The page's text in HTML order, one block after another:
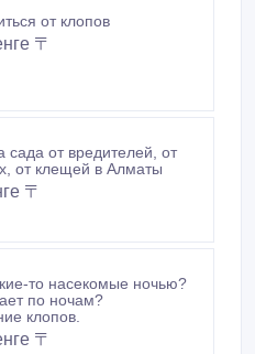
от клопов
〒
сада от вредителей, от
от клещей в Алматы
〒
то насекомые ночью?
по ночам?
клопов.
〒